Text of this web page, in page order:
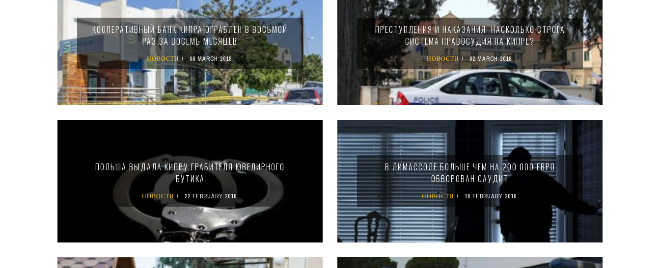
КООПЕРАТИВНЫЙ БАНК КИПРА ОГРАБЛЕН В ВОСЬМОЙ
РАЗ ЗА ВОСЕМЬ МЕСЯЦЕВ
НОВОСТИ 06 MARCH 2018
ПРЕСТУПЛЕНИЯ И НАКАЗАНИЯ: НАСКОЛЬКО СТРОГА
СИСТЕМА ПРАВОСУДИЯ НА КИПРЕ?
НОВОСТИ 02 MARCH 2018
ПОЛЬША ВЫДАЛА КИПРУ ГРАБИТЕЛЯ ЮВЕЛИРНОГО
БУТИКА
НОВОСТИ 22 FEBRUARY 2018
В ЛИМАССОЛЕ БОЛЬШЕ ЧЕМ НА 200 000 ЕВРО
ОБВОРОВАН САУДИТ
НОВОСТИ 16 FEBRUARY 2018
Pages